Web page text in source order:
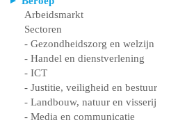
Arbeidsmarkt
Sectoren
- Gezondheidszorg en welzijn
- Handel en dienstverlening
- ICT
- Justitie, veiligheid en bestuur
- Landbouw, natuur en visserij
- Media en communicatie